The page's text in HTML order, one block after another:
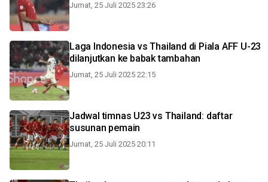
Jumat, 25 Juli 2025 23:26
Laga Indonesia vs Thailand di Piala AFF U-23
dilanjutkan ke babak tambahan
Jumat, 25 Juli 2025 22:15
Jadwal timnas U23 vs Thailand: daftar
susunan pemain
Jumat, 25 Juli 2025 20:11